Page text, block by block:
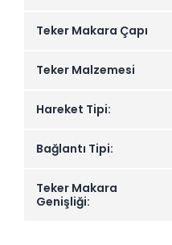
Teker Makara Çapı
Teker Malzemesi
Hareket Tipi:
Bağlantı Tipi:
Teker Makara
Genişliği: